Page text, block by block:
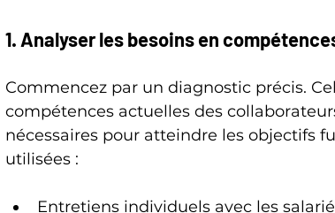
1. Analyser les besoins en
Commencez par un diagnostic précis.
compétences actuelles des
nécessaires pour atteindre les objectifs
utilisées :
Entretiens individuels avec les